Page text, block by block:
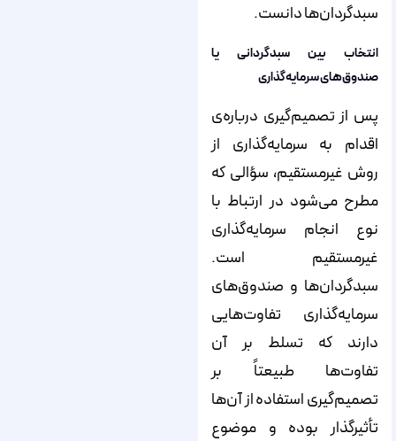
سبدگردان‌ها دانست.
انتخاب بین سبدگردانی یا
صندوق‌های سرمایه‌گذاری
پس از تصمیم‌گیری درباره‌ی
اقدام به سرمایه‌گذاری از
روش غیرمستقیم، سؤالی که
مطرح می‌شود در ارتباط با
نوع انجام سرمایه‌گذاری
غیرمستقیم است.
سبدگردان‌ها و صندوق‌های
سرمایه‌گذاری تفاوت‌هایی
دارند که تسلط بر آن
تفاوت‌ها طبیعتاً بر
تصمیم‌گیری استفاده از آن‌ها
تأثیرگذار بوده و موضوع